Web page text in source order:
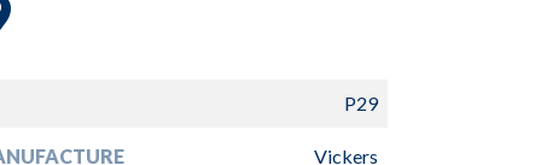
P29
Vickers